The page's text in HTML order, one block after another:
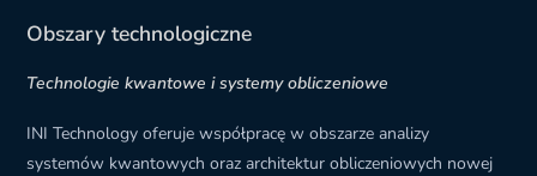
Obszary technologiczne
Technologie kwantowe i systemy obliczeniowe
INI Technology oferuje współpracę w obszarze analizy
systemów kwantowych oraz architektur obliczeniowych nowej